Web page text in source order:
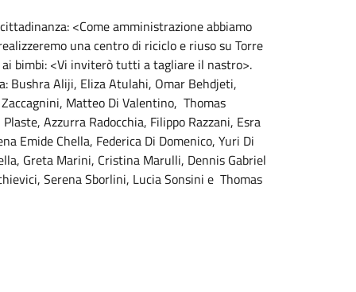
<Come amministrazione abbiamo
una centro di riciclo e riuso su Torre
bimbi: <Vi inviterò tutti a tagliare il nastro>.
Bushra Aliji, Eliza Atulahi, Omar Behdjeti,
Matteo Di Valentino, Thomas
Azzurra Radocchia, Filippo Razzani, Esra
Emide Chella, Federica Di Domenico, Yuri Di
Greta Marini, Cristina Marulli, Dennis Gabriel
Serena Sborlini, Lucia Sonsini e Thomas